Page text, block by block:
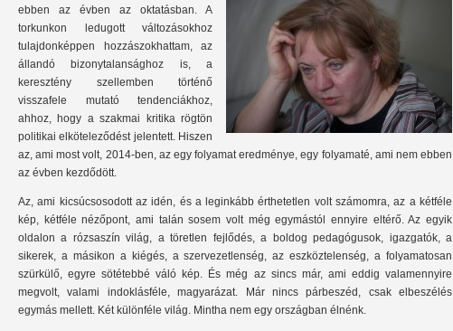
ebben az évben az oktatásban. A
torkunkon ledugott változásokhoz
tulajdonképpen hozzászokhattam, az
állandó bizonytalansághoz is, a
keresztény szellemben történő
visszafele mutató tendenciákhoz,
ahhoz, hogy a szakmai kritika rögtön
politikai elköteleződést jelentett. Hiszen
az, ami most volt, 2014-ben, az egy folyamat eredménye, egy folyamaté, ami nem ebben
az évben kezdődött.
Az, ami kicsúcsosodott az idén, és a leginkább érthetetlen volt számomra, az a kétféle
kép, kétféle nézőpont, ami talán sosem volt még egymástól ennyire eltérő. Az egyik
oldalon a rózsaszín világ, a töretlen fejlődés, a boldog pedagógusok, igazgatók, a
sikerek, a másikon a kiégés, a szervezetlenség, az eszköztelenség, a folyamatosan
szürkülő, egyre sötétebbé váló kép. És még az sincs már, ami eddig valamennyire
megvolt, valami indoklásféle, magyarázat. Már nincs párbeszéd, csak elbeszélés
egymás mellett. Két különféle világ. Mintha nem egy országban élnénk.